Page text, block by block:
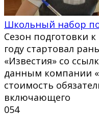
Школьный набор
Сезон подготовки
году стартовал
«Известия» со
данным компании
стоимость
включающего
054